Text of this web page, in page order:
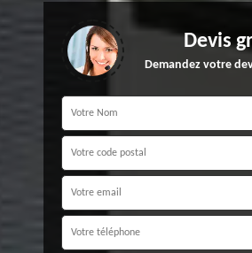
Devis
Demandez votre